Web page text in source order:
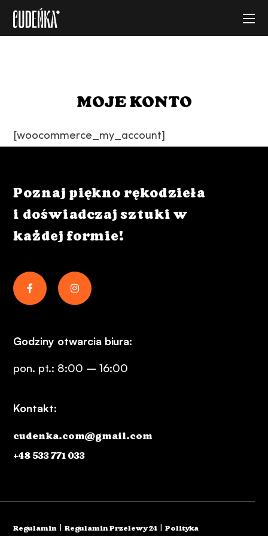
MOJE KONTO
[woocommerce_my_account]
Poznaj piękno rękodzieła
i doświadczaj sztuki w
każdej formie!
Godziny otwarcia biura:
pon. pt.: 8:00 – 16:00
Kontakt:
cudenka.com@gmail.com
+48 533 771 033
Regulamin |Regulamin Przelewy 24 |Polityka